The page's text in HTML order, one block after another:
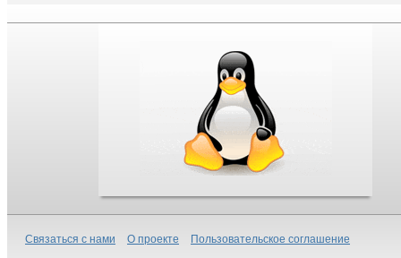
Связаться с нами О проекте Пользовательское соглашение